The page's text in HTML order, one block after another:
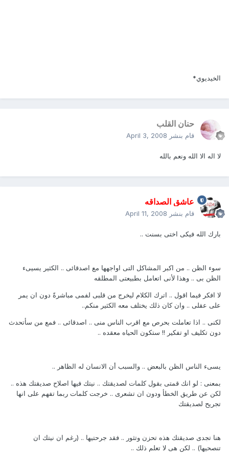
الخيديوي*
حنان القلب
قام بنشر April 3, 2008
لا اله الا الله ونعم بالله
عاشق الصداقه
قام بنشر April 11, 2008
بارك الله فيكى اختى بسنت ..
سوء الظن .. من اكبر المشاكل التى اواجهها مع اصدقائى .. الكثير يسيىء
الظن بى .. وهذا لأنى اتعامل بطبيعتى المطلقه
لا افكر فيما اقول .. اترك الكلام ليخرج من قلبى لفمى مباشرةً دون ان يمر
على عقلى .. وان كان ذلك يختلف معه الكثير منكم..
لكنى .. اذا تعاملت بحرص مع اقرب الناس منى .. اصدقائى .. فمع من سأتحدث
دون تكليف او تفكير !! ستكون الحياه معقده ..
يسىء الناس الظن بالبعض .. والسبب أن الانسان له الظاهر ..
بمعنى : لو انك قمتى بقول كلمات لصديقتك .. نيتك فيها اصلاح صديقتك هذه ..
لكن عن طريق الخطأ ودون ان تشعرى .. خرجت كلمات ربما تفهم على انها
تجريح لصديقتك
هنا تجدى صديقتك هذه تحزن وتثور .. فقد جرحتيها .. (رغم ان نيتك ان
تنصحيها) .. لكن هى لا تعلم ذلك ..